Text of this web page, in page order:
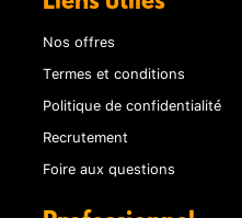
Nos offres
Termes et conditions
Politique de confidentialité
Recrutement
Foire aux questions